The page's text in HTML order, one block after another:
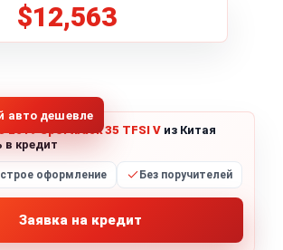
$12,563
авто дешевле
2019 Sportback 35 TFSI V из Китая
в кредит
оформление Без поручителей
Заявка на кредит